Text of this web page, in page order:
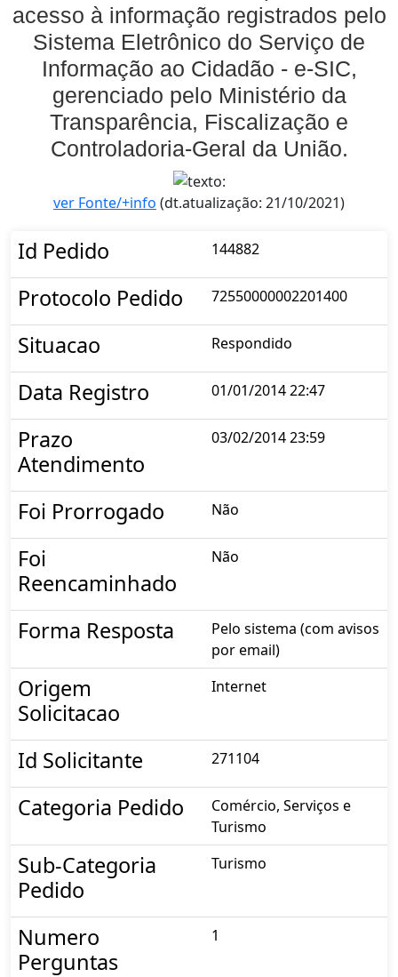
acesso à informação registrados pelo
Sistema Eletrônico do Serviço de
Informação ao Cidadão - e-SIC,
gerenciado pelo Ministério da
Transparência, Fiscalização e
Controladoria-Geral da União.
ver Fonte/+info (dt.atualização: 21/10/2021)
Id Pedido 144882
Protocolo Pedido 72550000002201400
Situacao Respondido
Data Registro 01/01/2014 22:47
Prazo
Atendimento
03/02/2014 23:59
Foi Prorrogado Não
Foi
Reencaminhado
Não
Forma Resposta
Pelo sistema (com avisos
por email)
Origem
Solicitacao
Internet
Id Solicitante 271104
Categoria Pedido
Comércio, Serviços e
Turismo
Sub-Categoria
Pedido
Turismo
Numero
Perguntas
1